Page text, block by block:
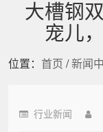
大槽钢
宠儿
位置： 首页 /新闻
行业新闻